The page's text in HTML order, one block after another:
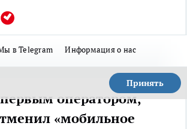
в Telegram Информация о нас
Принять
первым оператором,
«мобильное